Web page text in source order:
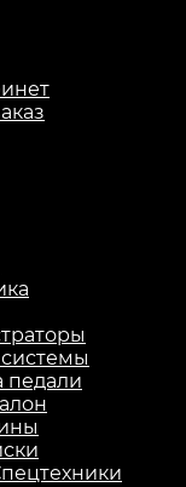
педали